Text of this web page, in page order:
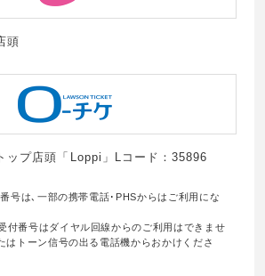
頭
ップ店頭「Loppi」Lコード：35896
号は､一部の携帯電話･PHSからはご利用にな
付番号はダイヤル回線からのご利用はできませ
はトーン信号の出る電話機からおかけくださ